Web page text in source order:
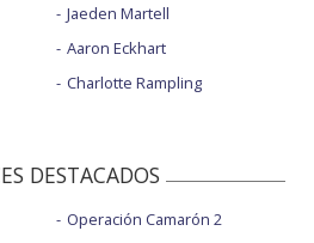
Jaeden Martell
Aaron Eckhart
Charlotte Rampling
DESTACADOS
Operación Camarón 2